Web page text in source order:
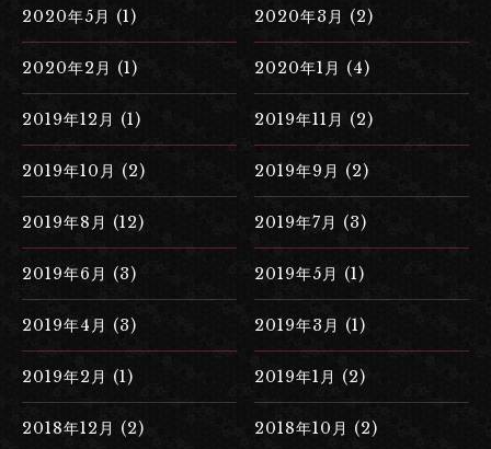
2020年5月 (1) 2020年3月 (2)
2020年2月 (1) 2020年1月 (4)
2019年12月 (1) 2019年11月 (2)
2019年10月 (2) 2019年9月 (2)
2019年8月 (12) 2019年7月 (3)
2019年6月 (3) 2019年5月 (1)
2019年4月 (3) 2019年3月 (1)
2019年2月 (1) 2019年1月 (2)
2018年12月 (2) 2018年10月 (2)